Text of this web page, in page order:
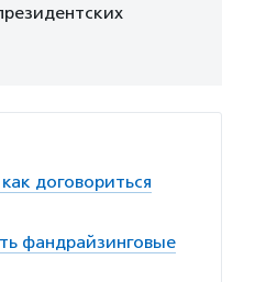
договориться
фандрайзинговые